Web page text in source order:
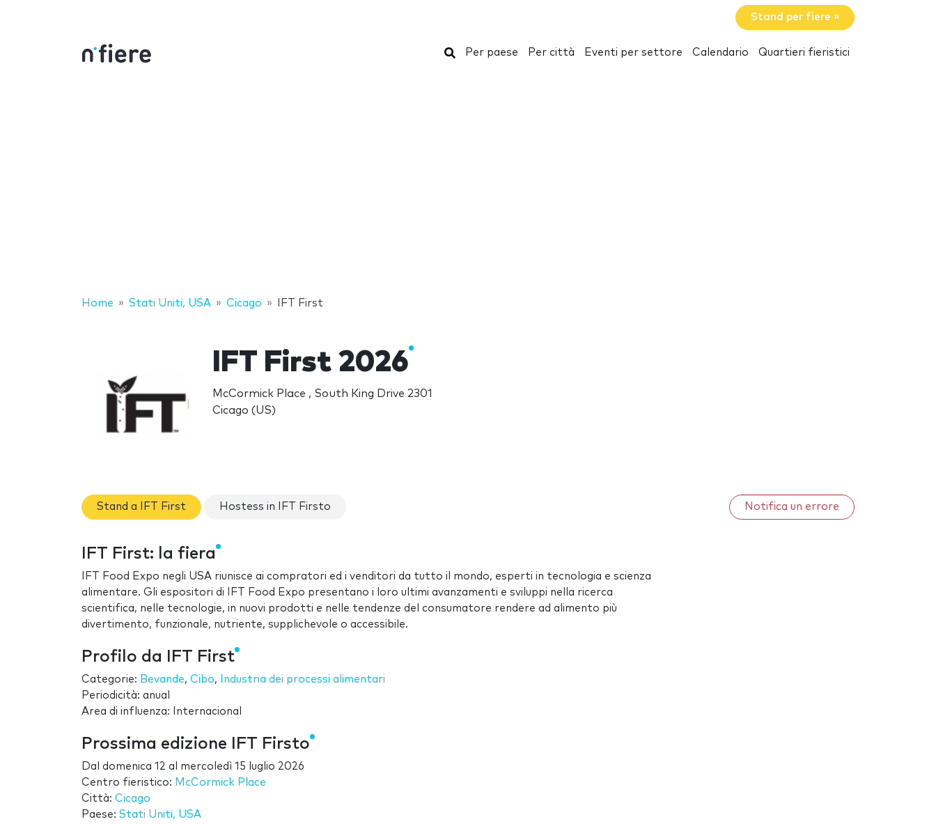
Stand per fiere »
Cerca
Per paese Per città Eventi per settore Calendario Quartieri fieristici
Home Stati Uniti, USA Cicago IFT First
IFT First 2026
McCormick Place , South King Drive 2301
Cicago (US)
Stand a IFT First Hostess in IFT Firsto Notifica un errore
IFT First: la fiera
IFT Food Expo negli USA riunisce ai compratori ed i venditori da tutto il mondo, esperti in tecnologia e scienza
alimentare. Gli espositori di IFT Food Expo presentano i loro ultimi avanzamenti e sviluppi nella ricerca
scientifica, nelle tecnologie, in nuovi prodotti e nelle tendenze del consumatore rendere ad alimento più
divertimento, funzionale, nutriente, supplichevole o accessibile.
Profilo da IFT First
Categorie: Bevande, Cibo,
Industria dei processi alimentari
Periodicità: anual
Area di influenza: Internacional
Prossima edizione IFT Firsto
Dal domenica 12 al mercoledì 15 luglio 2026
Centro fieristico: McCormick Place
Città: Cicago
Paese: Stati Uniti, USA